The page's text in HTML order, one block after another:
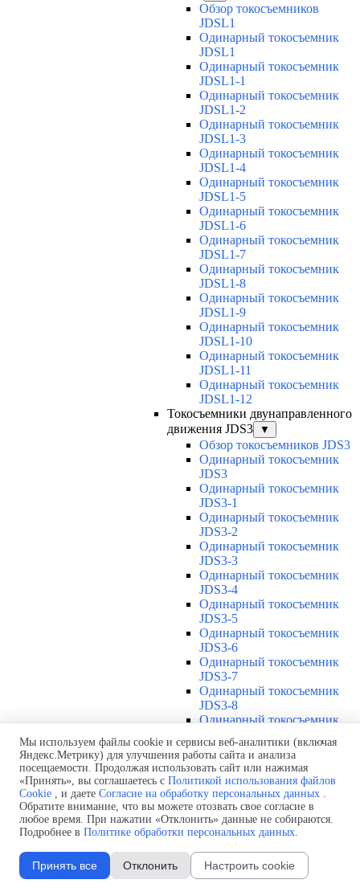
Обзор токосъемников
JDSL1
Одинарный токосъемник
JDSL1
Одинарный токосъемник
JDSL1-1
Одинарный токосъемник
JDSL1-2
Одинарный токосъемник
JDSL1-3
Одинарный токосъемник
JDSL1-4
Одинарный токосъемник
JDSL1-5
Одинарный токосъемник
JDSL1-6
Одинарный токосъемник
JDSL1-7
Одинарный токосъемник
JDSL1-8
Одинарный токосъемник
JDSL1-9
Одинарный токосъемник
JDSL1-10
Одинарный токосъемник
JDSL1-11
Одинарный токосъемник
JDSL1-12
Токосъемники двунаправленного
движения JDS3
▼
Обзор токосъемников JDS3
Одинарный токосъемник
JDS3
Одинарный токосъемник
JDS3-1
Одинарный токосъемник
JDS3-2
Одинарный токосъемник
JDS3-3
Одинарный токосъемник
JDS3-4
Одинарный токосъемник
JDS3-5
Одинарный токосъемник
JDS3-6
Одинарный токосъемник
JDS3-7
Одинарный токосъемник
JDS3-8
Одинарный токосъемник
Одинарный токосъемник
JDS3-10
Одинарный токосъемник
JDS3-11
Одинарный токосъемник
JDS3-12
Соединения U12 ▼
Защитная оболочка для
соединений U12
Стыковочное соединение U12
Мы используем файлы cookie и сервисы веб-аналитики (включая
Яндекс.Метрику) для улучшения работы сайта и анализа
посещаемости. Продолжая использовать сайт или нажимая
«Принять», вы соглашаетесь с Политикой использования файлов
Cookie , и даете Согласие на обработку персональных данных .
Обратите внимание, что вы можете отозвать свое согласие в
любое время. При нажатии «Отклонить» данные не собираются.
Подробнее в Политике обработки персональных данных.
Принять все Отклонить Настроить cookie